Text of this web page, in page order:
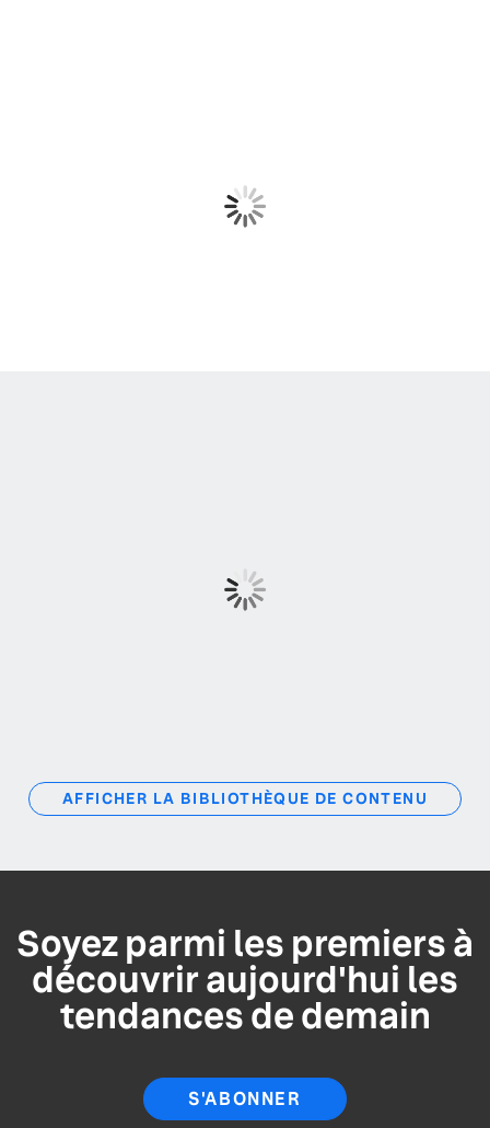
AFFICHER LA BIBLIOTHÈQUE DE CONTENU
Soyez parmi les premiers à
découvrir aujourd'hui les
tendances de demain
S'ABONNER